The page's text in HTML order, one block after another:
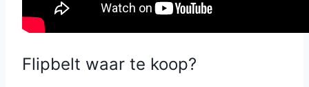
Flipbelt waar te koop?